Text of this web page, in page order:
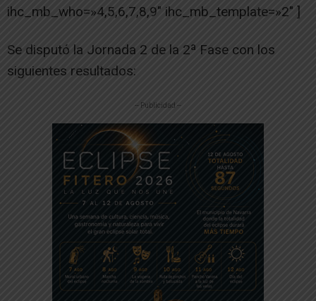
ihc_mb_who=»4,5,6,7,8,9″ ihc_mb_template=»2″ ]
Se disputó la Jornada 2 de la 2ª Fase con los
siguientes resultados:
-- Publicidad --